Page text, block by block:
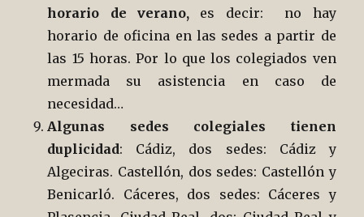
horario de verano, es decir:
no hay
horario de oficina en las sedes a partir de
las 15 horas. Por lo que los colegiados ven
mermada su asistencia en caso de
necesidad…
Algunas sedes colegiales tienen
duplicidad: Cádiz, dos sedes: Cádiz y
Algeciras. Castellón, dos sedes: Castellón y
Benicarló. Cáceres, dos sedes: Cáceres y